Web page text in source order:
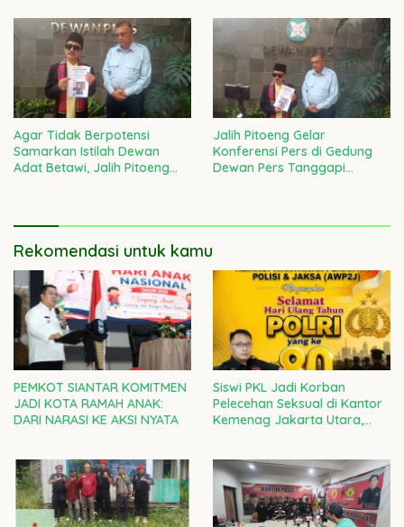
PENJAJAHAN GAYA BARU
Agar Tidak Berpotensi
Samarkan Istilah Dewan
Adat Betawi, Jalih Pitoeng
Jalih Pitoeng Gelar
Konferensi Pers di Gedung
Dewan Pers Tanggapi
Rekomendasi untuk kamu
PEMKOT SIANTAR KOMITMEN
JADI KOTA RAMAH ANAK:
DARI NARASI KE AKSI NYATA
Siswi PKL Jadi Korban
Pelecehan Seksual di Kantor
Kemenag Jakarta Utara,